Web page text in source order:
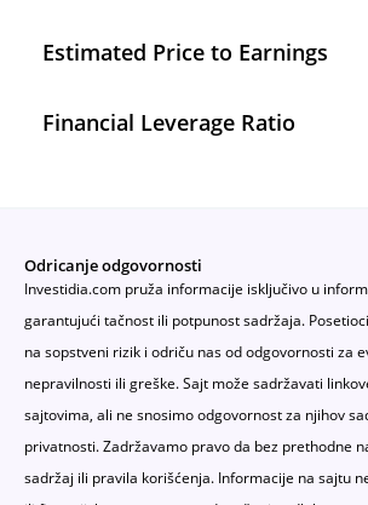
Estimated Price to Earnings
Financial Leverage Ratio
Odricanje odgovornosti
Investidia.com pruža informacije isključivo u
garantujući tačnost ili potpunost sadržaja.
na sopstveni rizik i odriču nas od odgovornosti za
nepravilnosti ili greške. Sajt može sadržavati
sajtovima, ali ne snosimo odgovornost za njihov
privatnosti. Zadržavamo pravo da bez prethodne
sadržaj ili pravila korišćenja. Informacije na sajtu